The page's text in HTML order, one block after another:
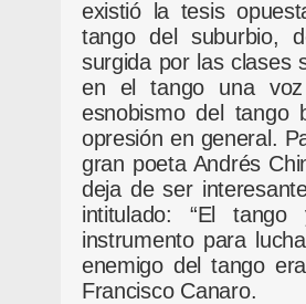
existió la tesis
tango del suburbio,
surgida por las clases
en el tango una
esnobismo del tango
opresión en general.
gran poeta Andrés
deja de ser
intitulado: “El
instrumento para
enemigo del tango
Francisco Canaro.